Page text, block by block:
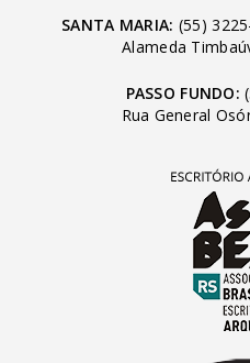
SANTA MARIA: (55)
Alameda
PASSO FUNDO:
Rua General